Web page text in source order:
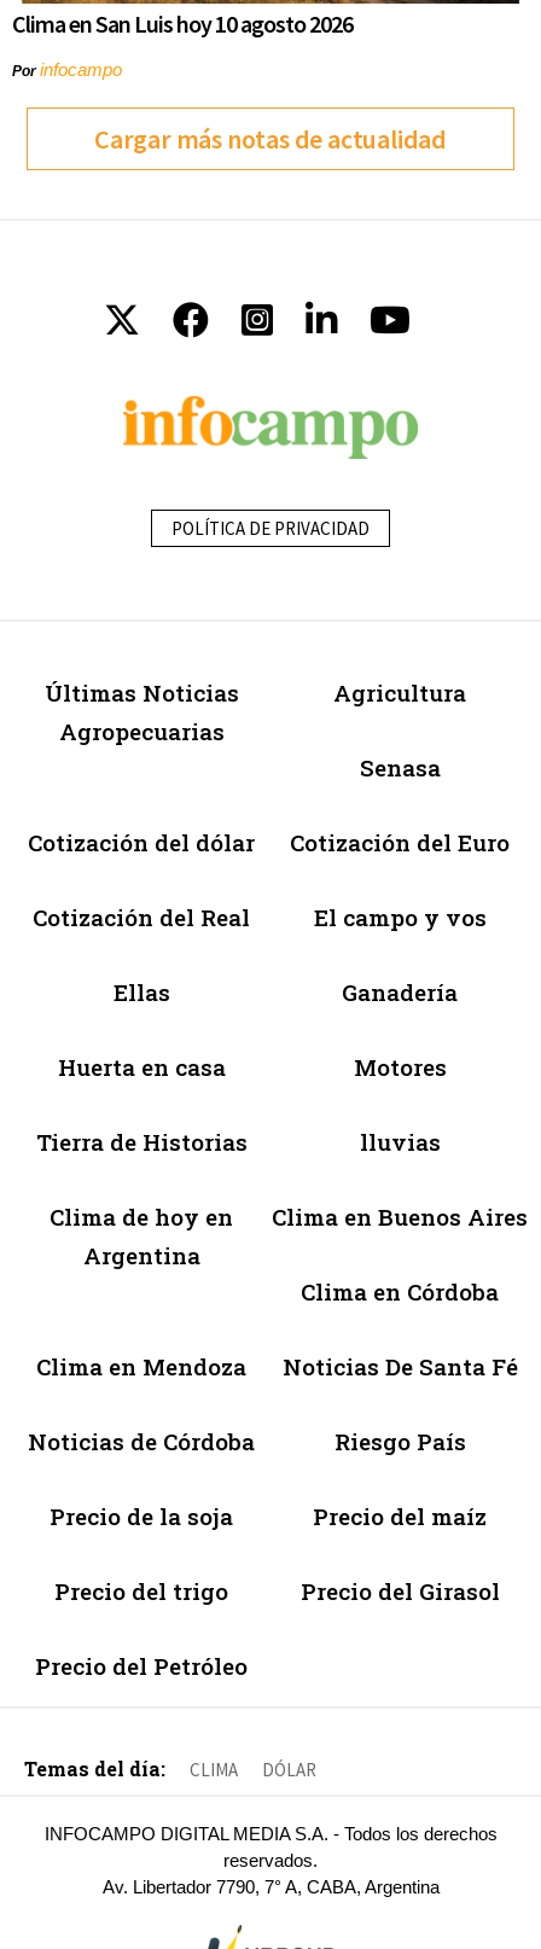
Clima en San Luis hoy 10 agosto 2026
Porinfocampo
Cargar más notas de actualidad
POLÍTICA DE PRIVACIDAD
Últimas Noticias
Agropecuarias
Agricultura
Senasa
Cotización del dólar Cotización del Euro
Cotización del Real El campo y vos
Ellas Ganadería
Huerta en casa Motores
Tierra de Historias lluvias
Clima de hoy en
Argentina
Clima en Buenos Aires
Clima en Córdoba
Clima en Mendoza Noticias De Santa Fé
Noticias de Córdoba Riesgo País
Precio de la soja Precio del maíz
Precio del trigo Precio del Girasol
Precio del Petróleo
Temas del día: CLIMA DÓLAR
INFOCAMPO DIGITAL MEDIA S.A. - Todos los derechos
reservados.
Av. Libertador 7790, 7° A, CABA, Argentina